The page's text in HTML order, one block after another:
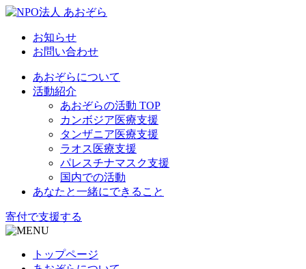
お知らせ
お問い合わせ
あおぞらについて
活動紹介
あおぞらの活動 TOP
カンボジア医療支援
タンザニア医療支援
ラオス医療支援
パレスチナマスク支援
国内での活動
あなたと一緒にできること
寄付で支援する
トップページ